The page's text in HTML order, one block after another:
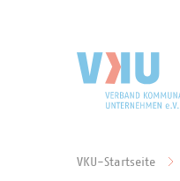
VKU-Startseite